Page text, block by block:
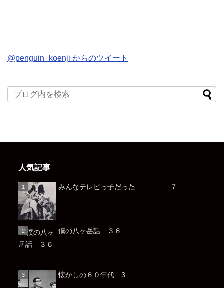
@penguin_koenji からのツイート
人気記事
みんなテレビっ子だった ７
僕の八ヶ岳話 ３６
懐かしの６０年代 3